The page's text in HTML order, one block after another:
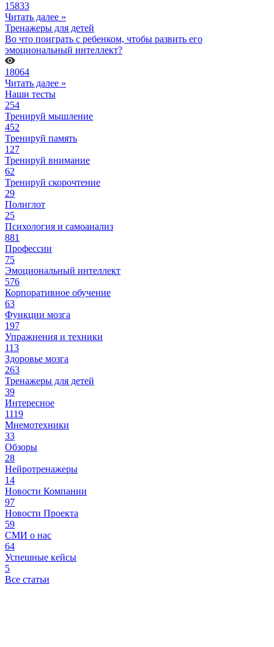
15833
Читать далее »
Тренажеры для детей
Во что поиграть с ребенком, чтобы развить его
эмоциональный интеллект?
18064
Читать далее »
Наши тесты
254
Тренируй мышление
452
Тренируй память
127
Тренируй внимание
62
Тренируй скорочтение
29
Полиглот
25
Психология и самоанализ
881
Профессии
75
Эмоциональный интеллект
576
Корпоративное обучение
63
Функции мозга
197
Упражнения и техники
113
Здоровье мозга
263
Тренажеры для детей
39
Интересное
1119
Мнемотехники
33
Обзоры
28
Нейротренажеры
14
Новости Компании
97
Новости Проекта
59
СМИ о нас
64
Успешные кейсы
5
Все статьи